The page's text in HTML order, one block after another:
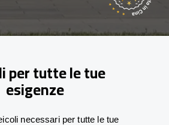
per tutte le tue
esigenze
necessari per tutte le tue